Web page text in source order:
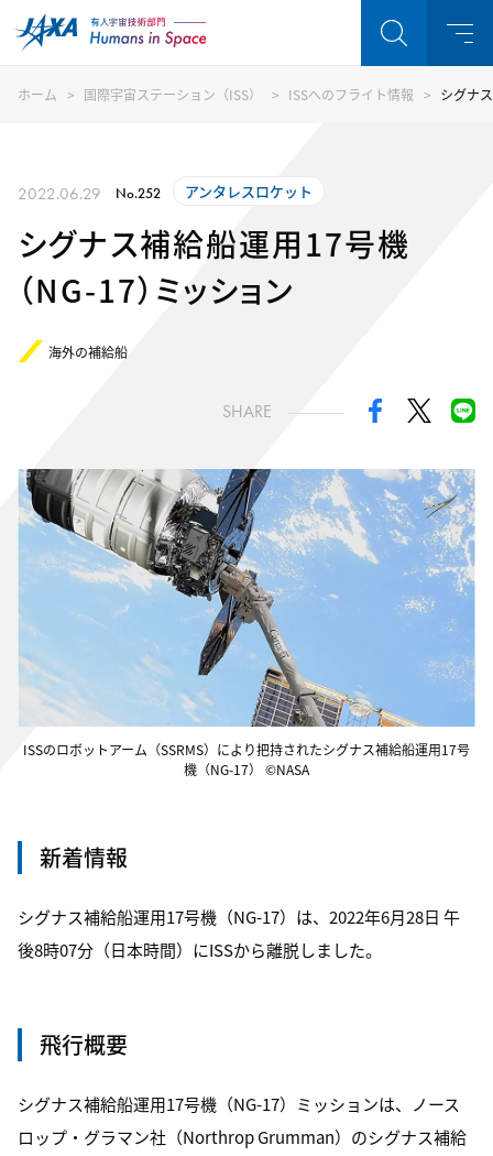
ホーム 国際宇宙ステーション（ISS） ISSへのフライト情報 シグナ
2022.06.29 No.252 アンタレスロケット
シグナス補給船運用17号機
（NG-17）ミッション
海外の補給船
SHARE
ISSのロボットアーム（SSRMS）により把持されたシグナス補給船運用17号
機（NG-17） ©NASA
新着情報
シグナス補給船運用17号機（NG-17）は、2022年6月28日 午
後8時07分（日本時間）にISSから離脱しました。
飛行概要
シグナス補給船運用17号機（NG-17）ミッションは、ノース
ロップ・グラマン社（Northrop Grumman）のシグナス補給